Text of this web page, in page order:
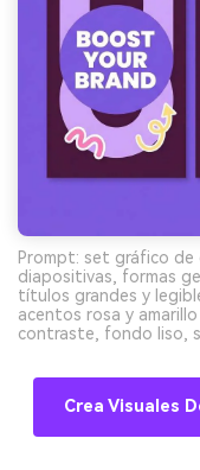
Prompt: set gráfico de
diapositivas, formas
títulos grandes y
acentos rosa y
contraste, fondo liso,
Crea Visuales